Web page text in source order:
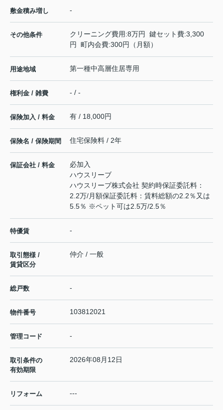
敷金積み増し -
その他条件
クリーニング費用:8万円 鍵セット費:3,300
円 町内会費:300円（月額）
用途地域 第一種中高層住居専用
権利金 / 雑費 - / -
保険加入 / 料金 有 / 18,000円
保険名 / 保険期間 住宅保険料 / 2年
保証会社 / 料金
必加入
ハウスリーブ
ハウスリーブ株式会社 契約時保証委託料：
2.2万/月額保証委託料：賃料総額の2.2％又は
5.5％ ※ペット可は2.5万/2.5％
特優賃 -
取引態様 /
賃貸区分
仲介 / 一般
総戸数 -
物件番号 103812021
管理コード -
取引条件の
有効期限
2026年08月12日
リフォーム ---